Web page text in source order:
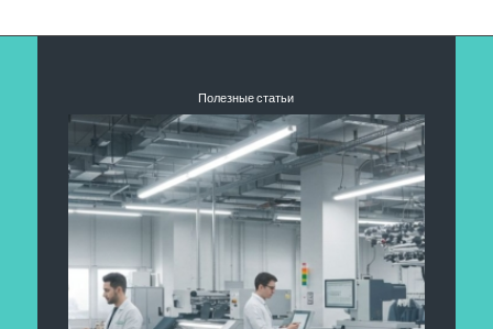
Полезные статьи